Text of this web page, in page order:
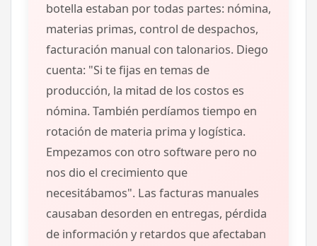
botella estaban por todas partes: nómina,
materias primas, control de despachos,
facturación manual con talonarios. Diego
cuenta: "Si te fijas en temas de
producción, la mitad de los costos es
nómina. También perdíamos tiempo en
rotación de materia prima y logística.
Empezamos con otro software pero no
nos dio el crecimiento que
necesitábamos". Las facturas manuales
causaban desorden en entregas, pérdida
de información y retardos que afectaban